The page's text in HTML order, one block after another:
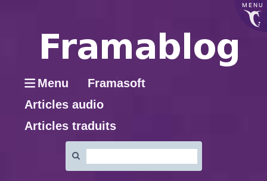
MENU
Menu
Framasoft
Articles audio
Articles traduits
: